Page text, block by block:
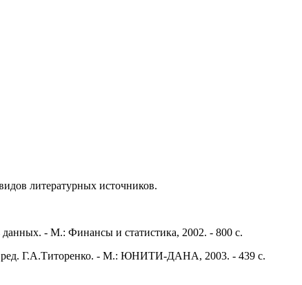
литературных источников.
- М.: Финансы и статистика, 2002. - 800 с.
ред. Г.А.Титоренко. - М.: ЮНИТИ-ДАНА, 2003. - 439 с.